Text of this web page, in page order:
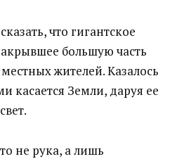
что гигантское
большую часть
жителей. Казалось
касается Земли, даруя ее
не рука, а лишь